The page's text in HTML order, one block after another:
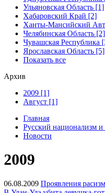
Ульяновская Область [1]
Хабаровский Край [2]
Ханты-Мансийский
Челябинская Область [2]
Чувашская Республика
Ярославская Область [5]
Показать все
Архив
2009 [1]
Август [1]
Главная
Русский национализм и
Новости
2009
06.08.2009 Проявления